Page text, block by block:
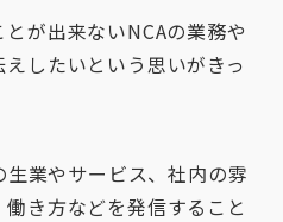
が出来ないNCAの業務や
したいという思いがきっ
生業やサービス、社内の雰
き方などを発信すること